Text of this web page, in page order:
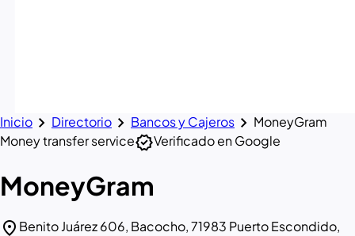
Inicio chevron_right Directorio chevron_right Bancos y Cajeros chevron_right MoneyGram
Money transfer serviceverifiedVerificado en Google
MoneyGram
location_on Benito Juárez 606, Bacocho, 71983 Puerto Escondido,